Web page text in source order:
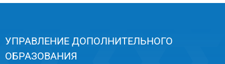
УПРАВЛЕНИЕ ДОПОЛНИТЕЛЬНОГО
ОБРАЗОВАНИЯ